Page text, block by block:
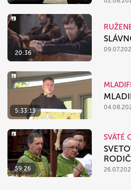
20:36
5:33:15
59:26
SVÄTÉ